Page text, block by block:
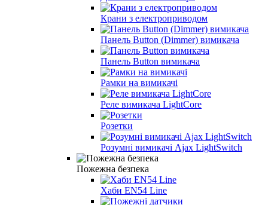
Крани з електроприводом
Панель Button (Dimmer) вимикача
Панель Button вимикача
Рамки на вимикачі
Реле вимикача LightCore
Розетки
Розумні вимикачі Ajax LightSwitch
Пожежна безпека
Хаби EN54 Line